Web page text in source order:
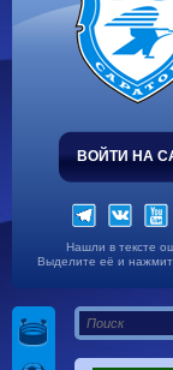
ВОЙТИ НА
Нашли в тексте
Выделите её и